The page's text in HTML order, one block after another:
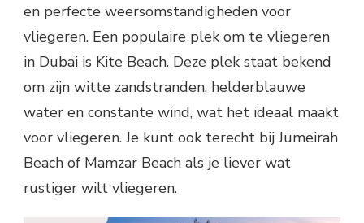
en perfecte weersomstandigheden voor
vliegeren. Een populaire plek om te vliegeren
in Dubai is Kite Beach. Deze plek staat bekend
om zijn witte zandstranden, helderblauwe
water en constante wind, wat het ideaal maakt
voor vliegeren. Je kunt ook terecht bij Jumeirah
Beach of Mamzar Beach als je liever wat
rustiger wilt vliegeren.